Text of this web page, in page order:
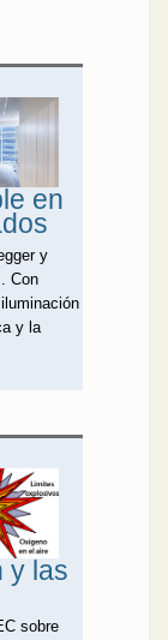
en
y
Con
y la
y las
sobre